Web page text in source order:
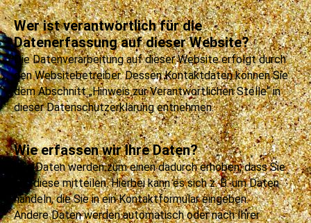
Wer ist verantwortlich für die
Datenerfassung auf dieser Website?
Die Datenverarbeitung auf dieser Website erfolgt durch
den Websitebetreiber. Dessen Kontaktdaten können Sie
dem Abschnitt „Hinweis zur Verantwortlichen Stelle“ in
dieser Datenschutzerklärung entnehmen.
Wie erfassen wir Ihre Daten?
Ihre Daten werden zum einen dadurch erhoben, dass Sie
uns diese mitteilen. Hierbei kann es sich z. B. um Daten
handeln, die Sie in ein Kontaktformular eingeben.
Andere Daten werden automatisch oder nach Ihrer